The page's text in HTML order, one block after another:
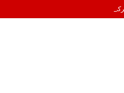
مجرد محطات لـ “الترحال الانتخابي”؟